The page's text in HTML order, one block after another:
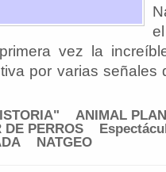
vez la
por varias señales
ANIMAL
DE PERROS
NATGEO